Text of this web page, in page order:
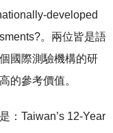
developed
。兩位皆是語
國際測驗機構的研
的參考價值。
：Taiwan’s 12-Year